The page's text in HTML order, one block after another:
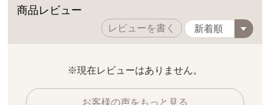
商品レビュー
レビューを書く
※現在レビューはありません。
お客様の声をもっと見る